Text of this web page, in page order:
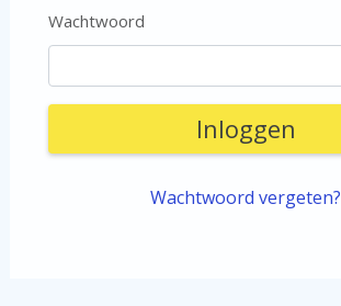
Wachtwoord
Inloggen
Wachtwoord vergeten?